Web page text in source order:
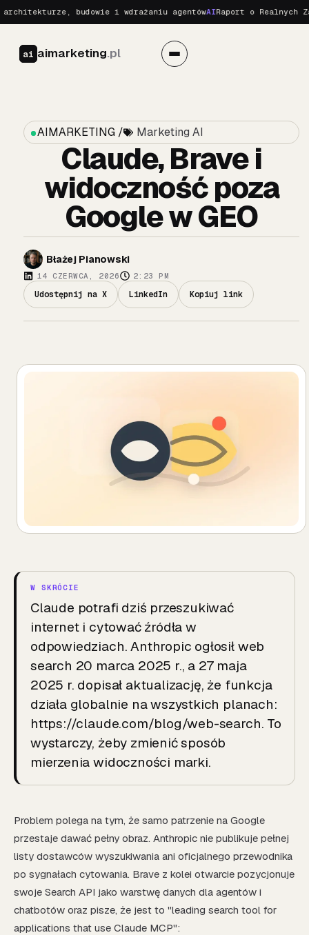
budowie i wdrażaniu agentówAIRaport o Realnych
ai aimarketing.pl
AIMARKETING / Marketing AI
Claude, Brave i
widoczność poza
Google w GEO
Błażej Pianowski
14 CZERWCA, 2026 2:23 PM
Udostępnij na X LinkedIn Kopiuj link
Claude potrafi dziś przeszukiwać
internet i cytować źródła w
odpowiedziach. Anthropic ogłosił web
search 20 marca 2025 r., a 27 maja
2025 r. dopisał aktualizację, że funkcja
działa globalnie na wszystkich planach:
https://claude.com/blog/web-search. To
wystarczy, żeby zmienić sposób
mierzenia widoczności marki.
Problem polega na tym, że samo patrzenie na Google
przestaje dawać pełny obraz. Anthropic nie publikuje pełnej
listy dostawców wyszukiwania ani oficjalnego przewodnika
po sygnałach cytowania. Brave z kolei otwarcie pozycjonuje
swoje Search API jako warstwę danych dla agentów i
chatbotów oraz pisze, że jest to "leading search tool for
applications that use Claude MCP":